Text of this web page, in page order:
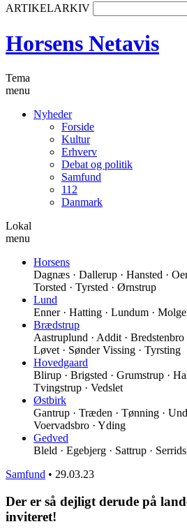
ARTIKELARKIV
Horsens Netavis
Tema
menu
Nyheder
Forside
Kultur
Erhverv
Debat og politik
Samfund
112
Danmark
Lokal
menu
Horsens
Dagnæs · Dallerup · Hansted ·
Torsted · Tyrsted · Ørnstrup
Lund
Enner · Hatting · Lundum ·
Brædstrup
Aastruplund · Addit ·
Løvet · Sønder Vissing · Tyrsting
Hovedgaard
Blirup · Brigsted · Grumstrup ·
Tvingstrup · Vedslet
Østbirk
Gantrup · Træden · Tønning ·
Voervadsbro · Yding
Gedved
Bleld · Egebjerg · Sattrup ·
Samfund • 29.03.23
Der er så dejligt derude på
inviteret!